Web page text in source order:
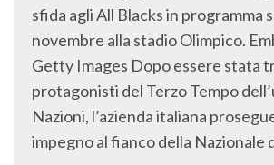
sfida agli All Blacks in programma
novembre alla stadio Olimpico.
Getty Images Dopo essere stata
protagonisti del Terzo Tempo
Nazioni, l’azienda italiana
impegno al fianco della Nazionale